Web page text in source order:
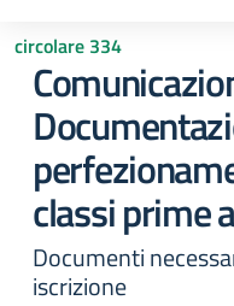
circolare 334
classi prime
Documenti
iscrizione